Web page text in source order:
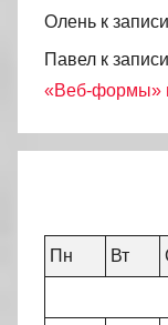
Олень к записи
Павел к записи
«Веб-формы»
Пн
Вт